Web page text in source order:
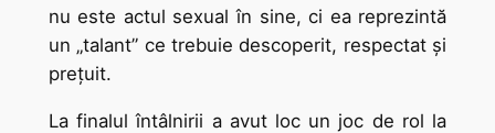
nu este actul sexual în sine, ci ea reprezintă
un „talant” ce trebuie descoperit, respectat şi
preţuit.
La finalul întâlnirii a avut loc un joc de rol la